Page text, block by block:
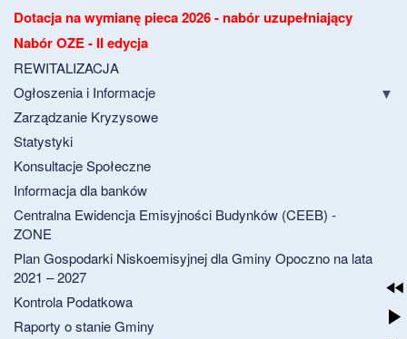
Dotacja na wymianę pieca 2026 - nabór uzupełniający
Nabór OZE - II edycja
REWITALIZACJA
Ogłoszenia i Informacje
Zarządzanie Kryzysowe
Statystyki
Konsultacje Społeczne
Informacja dla banków
Centralna Ewidencja Emisyjności Budynków (CEEB) -
ZONE
Plan Gospodarki Niskoemisyjnej dla Gminy Opoczno na lata
2021 – 2027
Kontrola Podatkowa
Raporty o stanie Gminy